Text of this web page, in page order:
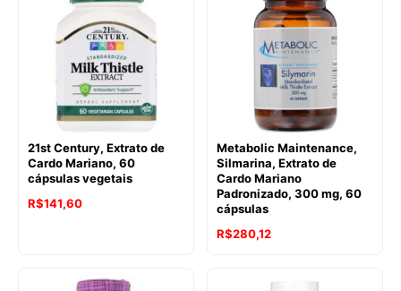
21st Century, Extrato de
Cardo Mariano, 60
cápsulas vegetais
R$141,60
Metabolic Maintenance,
Silmarina, Extrato de
Cardo Mariano
Padronizado, 300 mg, 60
cápsulas
R$280,12